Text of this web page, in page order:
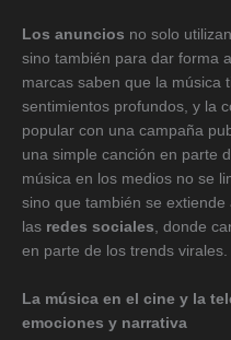
Los anuncios no solo
sino también para dar forma
marcas saben que la música
sentimientos profundos, y la
popular con una campaña
una simple canción en parte
música en los medios no se
sino que también se extiende
las redes sociales, donde
en parte de los trends virales.
La música en el cine y la
emociones y narrativa